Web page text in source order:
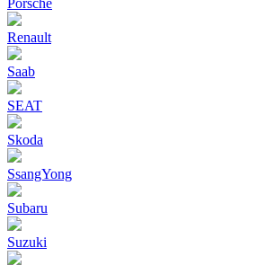
Porsche
Renault
Saab
SEAT
Skoda
SsangYong
Subaru
Suzuki